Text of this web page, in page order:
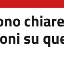
su